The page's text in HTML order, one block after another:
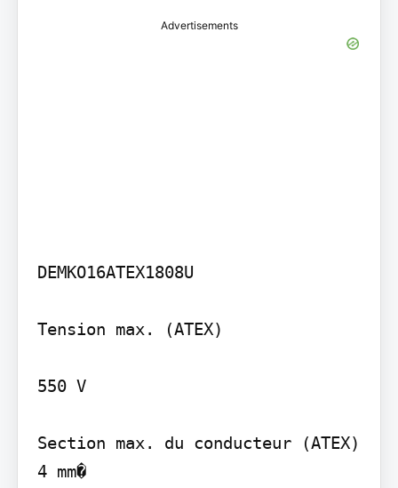
Advertisements
DEMKO16ATEX1808U
Tension max. (ATEX)
550 V
Section max. du conducteur (ATEX)
4 mm�